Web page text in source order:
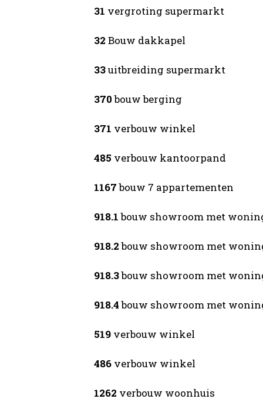
31 vergroting supermarkt
32 Bouw dakkapel
33uitbreiding supermarkt
370bouw berging
371 verbouw winkel
485 verbouw kantoorpand
1167bouw 7 appartementen
918.1bouw showroom met
918.2bouw showroom met
918.3bouw showroom met
918.4bouw showroom met
519 verbouw winkel
486 verbouw winkel
1262 verbouw woonhuis